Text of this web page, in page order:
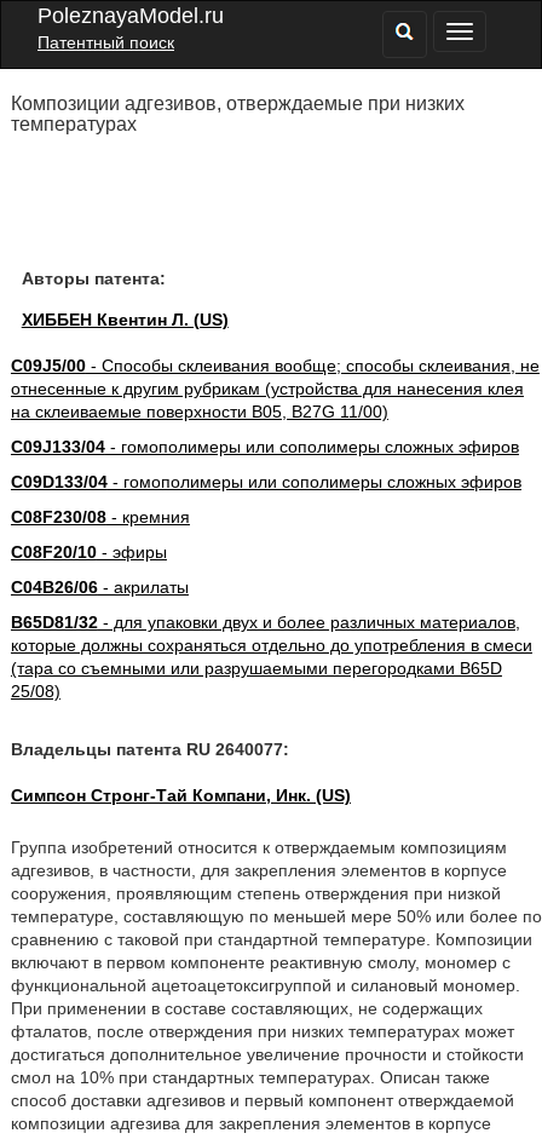
PoleznayaModel.ru
Патентный поиск
Композиции адгезивов, отверждаемые при низких
температурах
Авторы патента:
ХИББЕН Квентин Л. (US)
C09J5/00- Способы склеивания вообще; способы склеивания, не
отнесенные к другим рубрикам (устройства для нанесения клея
на склеиваемые поверхности B05, B27G 11/00)
C09J133/04- гомополимеры или сополимеры сложных эфиров
C09D133/04- гомополимеры или сополимеры сложных эфиров
C08F230/08- кремния
C08F20/10- эфиры
C04B26/06- акрилаты
B65D81/32- для упаковки двух и более различных материалов,
которые должны сохраняться отдельно до употребления в смеси
(тара со съемными или разрушаемыми перегородками B65D
25/08)
Владельцы патента RU 2640077:
Симпсон Стронг-Тай Компани, Инк. (US)
Группа изобретений относится к отверждаемым композициям
адгезивов, в частности, для закрепления элементов в корпусе
сооружения, проявляющим степень отверждения при низкой
температуре, составляющую по меньшей мере 50% или более по
сравнению с таковой при стандартной температуре. Композиции
включают в первом компоненте реактивную смолу, мономер с
функциональной ацетоацетоксигруппой и силановый мономер.
При применении в составе составляющих, не содержащих
фталатов, после отверждения при низких температурах может
достигаться дополнительное увеличение прочности и стойкости
смол на 10% при стандартных температурах. Описан также
способ доставки адгезивов и первый компонент отверждаемой
композиции адгезива для закрепления элементов в корпусе